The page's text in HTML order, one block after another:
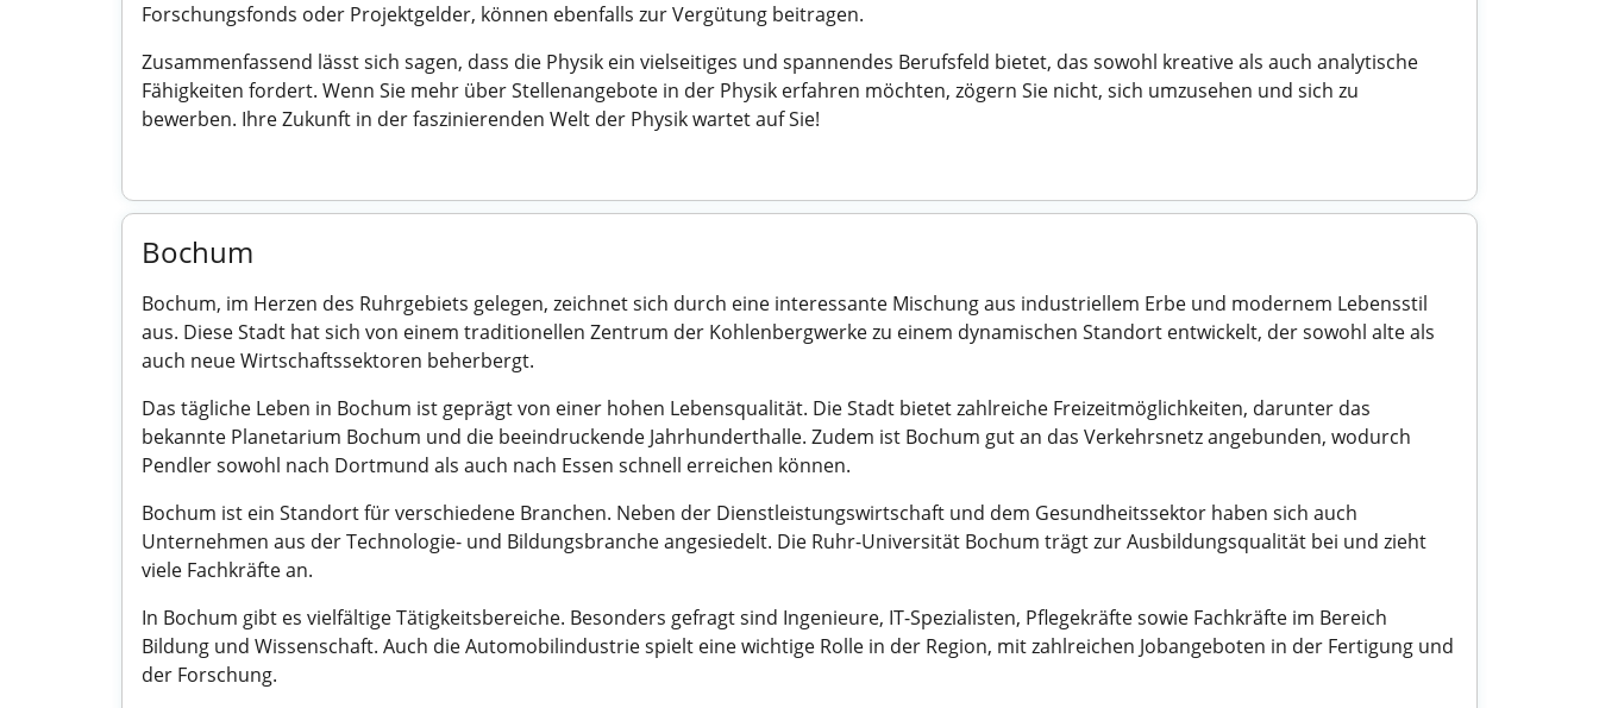
Forschungsfonds oder Projektgelder, können ebenfalls zur Vergütung beitragen.
Zusammenfassend lässt sich sagen, dass die Physik ein vielseitiges und spannendes Berufsfeld bietet, das sowohl kreative als auch analytische
Fähigkeiten fordert. Wenn Sie mehr über Stellenangebote in der Physik erfahren möchten, zögern Sie nicht, sich umzusehen und sich zu
bewerben. Ihre Zukunft in der faszinierenden Welt der Physik wartet auf Sie!
Bochum
Bochum, im Herzen des Ruhrgebiets gelegen, zeichnet sich durch eine interessante Mischung aus industriellem Erbe und modernem Lebensstil
aus. Diese Stadt hat sich von einem traditionellen Zentrum der Kohlenbergwerke zu einem dynamischen Standort entwickelt, der sowohl alte als
auch neue Wirtschaftssektoren beherbergt.
Das tägliche Leben in Bochum ist geprägt von einer hohen Lebensqualität. Die Stadt bietet zahlreiche Freizeitmöglichkeiten, darunter das
bekannte Planetarium Bochum und die beeindruckende Jahrhunderthalle. Zudem ist Bochum gut an das Verkehrsnetz angebunden, wodurch
Pendler sowohl nach Dortmund als auch nach Essen schnell erreichen können.
Bochum ist ein Standort für verschiedene Branchen. Neben der Dienstleistungswirtschaft und dem Gesundheitssektor haben sich auch
Unternehmen aus der Technologie- und Bildungsbranche angesiedelt. Die Ruhr-Universität Bochum trägt zur Ausbildungsqualität bei und zieht
viele Fachkräfte an.
In Bochum gibt es vielfältige Tätigkeitsbereiche. Besonders gefragt sind Ingenieure, IT-Spezialisten, Pflegekräfte sowie Fachkräfte im Bereich
Bildung und Wissenschaft. Auch die Automobilindustrie spielt eine wichtige Rolle in der Region, mit zahlreichen Jobangeboten in der Fertigung und
der Forschung.